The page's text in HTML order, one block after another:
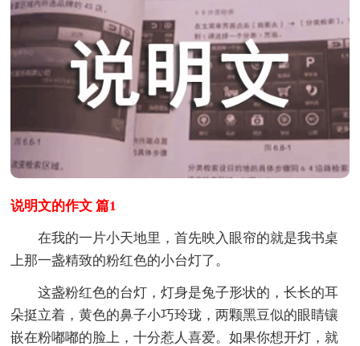
说明文的作文 篇1
在我的一片小天地里，首先映入眼帘的就是我书桌
上那一盏精致的粉红色的小台灯了。
这盏粉红色的台灯，灯身是兔子形状的，长长的耳
朵挺立着，黄色的鼻子小巧玲珑，两颗黑豆似的眼睛镶
嵌在粉嘟嘟的脸上，十分惹人喜爱。如果你想开灯，就